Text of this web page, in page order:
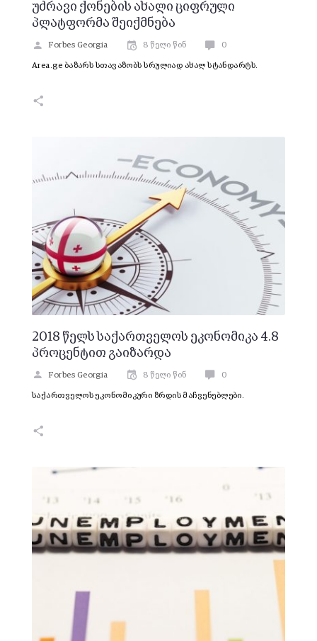
უძრავი ქონების ახალი ციფრული
პლატფორმა შეიქმნება
Forbes Georgia 8 წელი წინ 0
Area.ge ბაზარს სთავაზობს სრულიად ახალ სტანდარტს.
2018 წელს საქართველოს ეკონომიკა 4.8
პროცენტით გაიზარდა
Forbes Georgia 8 წელი წინ 0
საქართველოს ეკონომიკური ზრდის მაჩვენებლები.